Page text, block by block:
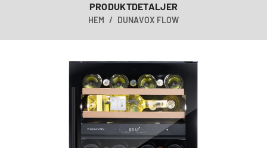
PRODUKTDETALJER
HEM DUNAVOX FLOW